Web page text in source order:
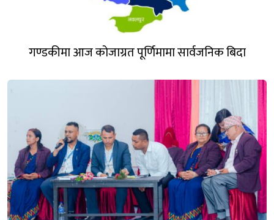
गण्डकीमा आज कोजाग्रत पूर्णिमामा सार्वजनिक बिदा